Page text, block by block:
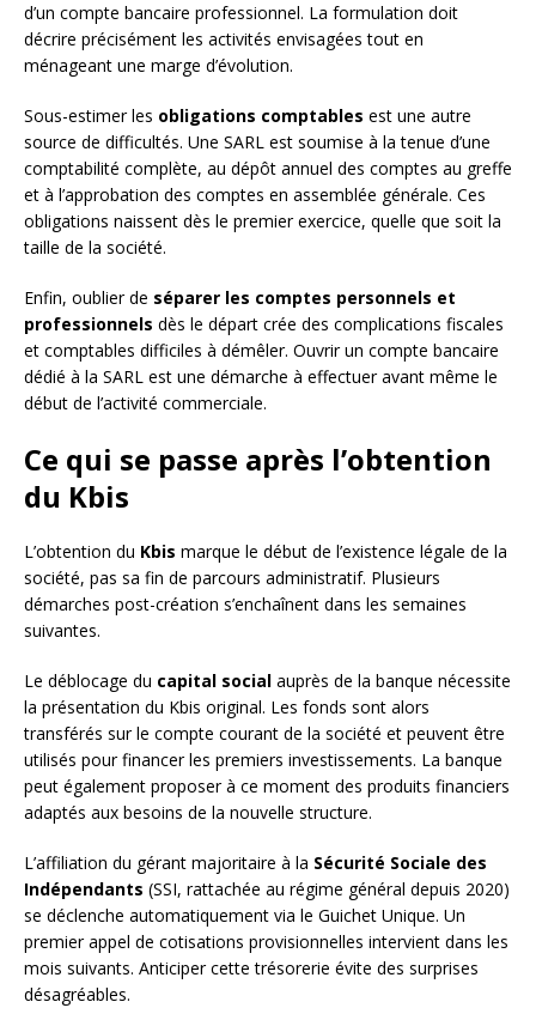
d’un compte bancaire professionnel. La formulation doit
décrire précisément les activités envisagées tout en
ménageant une marge d’évolution.
Sous-estimer les obligations comptables est une autre
source de difficultés. Une SARL est soumise à la tenue d’une
comptabilité complète, au dépôt annuel des comptes au greffe
et à l’approbation des comptes en assemblée générale. Ces
obligations naissent dès le premier exercice, quelle que soit la
taille de la société.
Enfin, oublier de séparer les comptes personnels et
professionnels dès le départ crée des complications fiscales
et comptables difficiles à démêler. Ouvrir un compte bancaire
dédié à la SARL est une démarche à effectuer avant même le
début de l’activité commerciale.
Ce qui se passe après l’obtention
du Kbis
L’obtention du Kbis marque le début de l’existence légale de la
société, pas sa fin de parcours administratif. Plusieurs
démarches post-création s’enchaînent dans les semaines
suivantes.
Le déblocage du capital social auprès de la banque nécessite
la présentation du Kbis original. Les fonds sont alors
transférés sur le compte courant de la société et peuvent être
utilisés pour financer les premiers investissements. La banque
peut également proposer à ce moment des produits financiers
adaptés aux besoins de la nouvelle structure.
L’affiliation du gérant majoritaire à la Sécurité Sociale des
Indépendants (SSI, rattachée au régime général depuis 2020)
se déclenche automatiquement via le Guichet Unique. Un
premier appel de cotisations provisionnelles intervient dans les
mois suivants. Anticiper cette trésorerie évite des surprises
désagréables.